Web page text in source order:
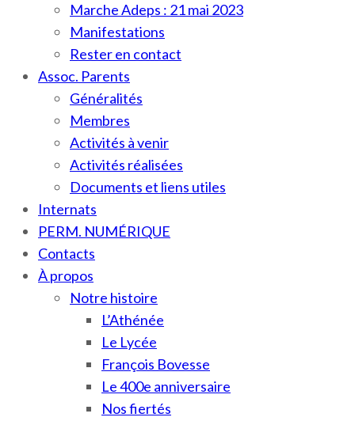
Marche Adeps : 21 mai 2023
Manifestations
Rester en contact
Assoc. Parents
Généralités
Membres
Activités à venir
Activités réalisées
Documents et liens utiles
Internats
PERM. NUMÉRIQUE
Contacts
À propos
Notre histoire
L’Athénée
Le Lycée
François Bovesse
Le 400e anniversaire
Nos fiertés